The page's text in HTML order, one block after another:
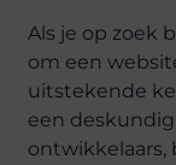
Als je op zoek
om een
uitstekende
een
ontwikkelaars,